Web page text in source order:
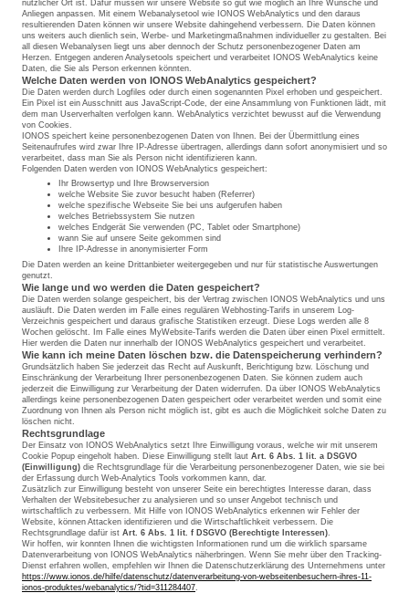
nützlicher Ort ist. Dafür müssen wir unsere Website so gut wie möglich an Ihre Wünsche und
Anliegen anpassen. Mit einem Webanalysetool wie IONOS WebAnalytics und den daraus
resultierenden Daten können wir unsere Website dahingehend verbessern. Die Daten können
uns weiters auch dienlich sein, Werbe- und Marketingmaßnahmen individueller zu gestalten. Bei
all diesen Webanalysen liegt uns aber dennoch der Schutz personenbezogener Daten am
Herzen. Entgegen anderen Analysetools speichert und verarbeitet IONOS WebAnalytics keine
Daten, die Sie als Person erkennen könnten.
Welche Daten werden von IONOS WebAnalytics gespeichert?
Die Daten werden durch Logfiles oder durch einen sogenannten Pixel erhoben und gespeichert.
Ein Pixel ist ein Ausschnitt aus JavaScript-Code, der eine Ansammlung von Funktionen lädt, mit
dem man Userverhalten verfolgen kann. WebAnalytics verzichtet bewusst auf die Verwendung
von Cookies.
IONOS speichert keine personenbezogenen Daten von Ihnen. Bei der Übermittlung eines
Seitenaufrufes wird zwar Ihre IP-Adresse übertragen, allerdings dann sofort anonymisiert und so
verarbeitet, dass man Sie als Person nicht identifizieren kann.
Folgenden Daten werden von IONOS WebAnalytics gespeichert:
Ihr Browsertyp und Ihre Browserversion
welche Website Sie zuvor besucht haben (Referrer)
welche spezifische Webseite Sie bei uns aufgerufen haben
welches Betriebssystem Sie nutzen
welches Endgerät Sie verwenden (PC, Tablet oder Smartphone)
wann Sie auf unsere Seite gekommen sind
Ihre IP-Adresse in anonymisierter Form
Die Daten werden an keine Drittanbieter weitergegeben und nur für statistische Auswertungen
genutzt.
Wie lange und wo werden die Daten gespeichert?
Die Daten werden solange gespeichert, bis der Vertrag zwischen IONOS WebAnalytics und uns
ausläuft. Die Daten werden im Falle eines regulären Webhosting-Tarifs in unserem Log-
Verzeichnis gespeichert und daraus grafische Statistiken erzeugt. Diese Logs werden alle 8
Wochen gelöscht. Im Falle eines MyWebsite-Tarifs werden die Daten über einen Pixel ermittelt.
Hier werden die Daten nur innerhalb der IONOS WebAnalytics gespeichert und verarbeitet.
Wie kann ich meine Daten löschen bzw. die Datenspeicherung verhindern?
Grundsätzlich haben Sie jederzeit das Recht auf Auskunft, Berichtigung bzw. Löschung und
Einschränkung der Verarbeitung Ihrer personenbezogenen Daten. Sie können zudem auch
jederzeit die Einwilligung zur Verarbeitung der Daten widerrufen. Da über IONOS WebAnalytics
allerdings keine personenbezogenen Daten gespeichert oder verarbeitet werden und somit eine
Zuordnung von Ihnen als Person nicht möglich ist, gibt es auch die Möglichkeit solche Daten zu
löschen nicht.
Rechtsgrundlage
Der Einsatz von IONOS WebAnalytics setzt Ihre Einwilligung voraus, welche wir mit unserem
Cookie Popup eingeholt haben. Diese Einwilligung stellt laut Art. 6 Abs. 1 lit. a DSGVO
(Einwilligung) die Rechtsgrundlage für die Verarbeitung personenbezogener Daten, wie sie bei
der Erfassung durch Web-Analytics Tools vorkommen kann, dar.
Zusätzlich zur Einwilligung besteht von unserer Seite ein berechtigtes Interesse daran, dass
Verhalten der Websitebesucher zu analysieren und so unser Angebot technisch und
wirtschaftlich zu verbessern. Mit Hilfe von IONOS WebAnalytics erkennen wir Fehler der
Website, können Attacken identifizieren und die Wirtschaftlichkeit verbessern. Die
Rechtsgrundlage dafür ist Art. 6 Abs. 1 lit. f DSGVO (Berechtigte Interessen)
Wir hoffen, wir konnten Ihnen die wichtigsten Informationen rund um die wirklich sparsame
Datenverarbeitung von IONOS WebAnalytics näherbringen. Wenn Sie mehr über den Tracking-
Dienst erfahren wollen, empfehlen wir Ihnen die Datenschutzerklärung des Unternehmens unter
https://www.ionos.de/hilfe/datenschutz/datenverarbeitung-von-webseitenbesuchern-ihres-11-
ionos-produktes/webanalytics/?tid=311284407